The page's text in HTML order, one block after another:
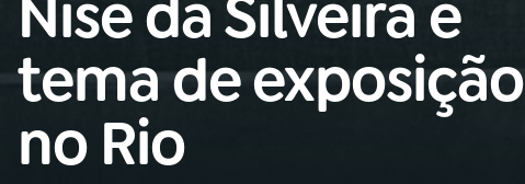
na
Rádio
MEC
01 INÍCIO
Nise da Silveira é
tema de exposição
no Rio